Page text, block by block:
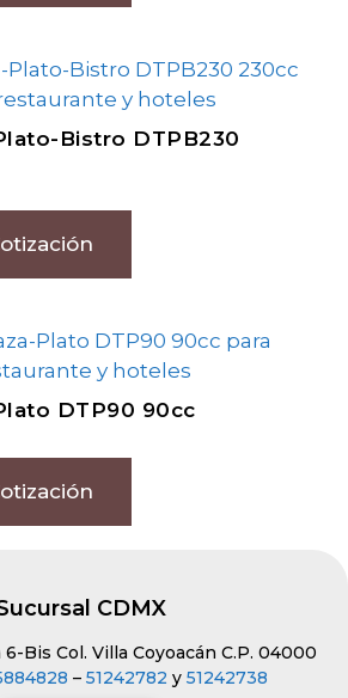
Bistro DTPB230
DTP90 90cc
CDMX
Bis Col. Villa Coyoacán C.P. 04000
– 51242782 y 51242738